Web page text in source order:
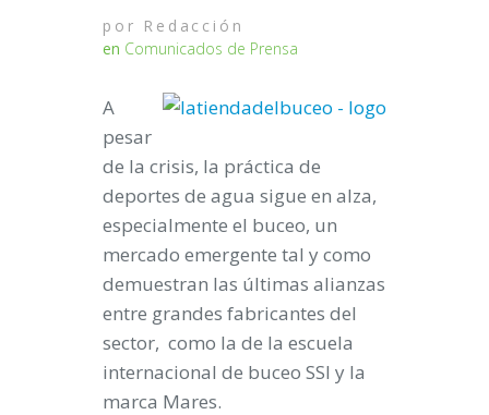
por Redacción
en Comunicados de Prensa
A
pesar
de la crisis, la práctica de
deportes de agua sigue en alza,
especialmente el buceo, un
mercado emergente tal y como
demuestran las últimas alianzas
entre grandes fabricantes del
sector, como la de la escuela
internacional de buceo SSI y la
marca Mares.